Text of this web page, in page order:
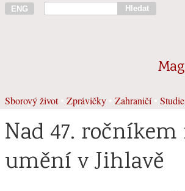
ENG Hledat
Sborový život• Zprávičky Zahraničí•
Nad 47.
umění v Jihlavě